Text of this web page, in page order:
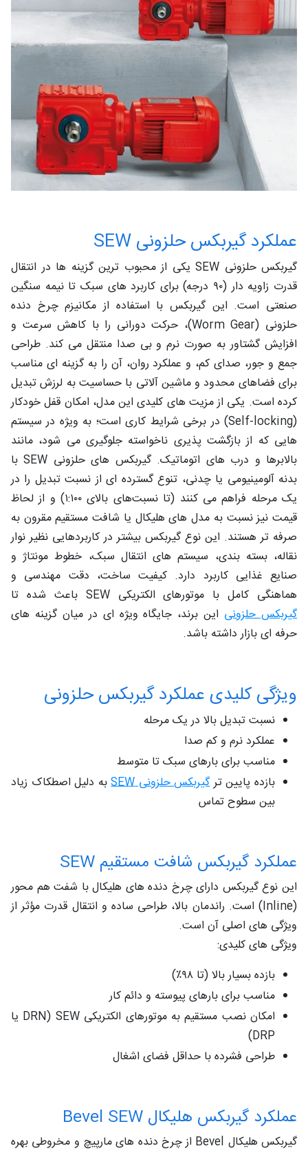
عملکرد گیربکس حلزونی SEW
گیربکس حلزونی SEW یکی از محبوب‌ ترین گزینه‌ ها در انتقال
قدرت زاویه‌ دار (۹۰ درجه) برای کاربرد های سبک تا نیمه‌ سنگین
صنعتی است. این گیربکس با استفاده از مکانیزم چرخ‌ دنده
حلزونی (Worm Gear)، حرکت دورانی را با کاهش سرعت و
افزایش گشتاور به‌ صورت نرم و بی‌ صدا منتقل می‌ کند. طراحی
جمع‌ و جور، صدای کم، و عملکرد روان، آن را به گزینه‌ ای مناسب
برای فضاهای محدود و ماشین‌ آلاتی با حساسیت به لرزش تبدیل
کرده است. یکی از مزیت‌ های کلیدی این مدل، امکان قفل خودکار
(Self-locking) در برخی شرایط کاری است؛ به‌ ویژه در سیستم‌
هایی که از بازگشت‌ پذیری ناخواسته جلوگیری می‌ شود، مانند
بالابرها و درب‌ های اتوماتیک. گیربکس‌ های حلزونی SEW با
بدنه آلومینیومی یا چدنی، تنوع گسترده‌ ای از نسبت تبدیل را در
یک مرحله فراهم می‌ کنند (تا نسبت‌های بالای ۱:۱۰۰) و از لحاظ
قیمت نیز نسبت به مدل‌ های هلیکال یا شافت مستقیم مقرون‌ به‌
صرفه‌ تر هستند. این نوع گیربکس بیشتر در کاربردهایی نظیر نوار
نقاله، بسته‌ بندی، سیستم‌ های انتقال سبک، خطوط مونتاژ و
صنایع غذایی کاربرد دارد. کیفیت ساخت، دقت مهندسی و
هماهنگی کامل با موتورهای الکتریکی SEW باعث شده تا
گیربکس حلزونی این برند، جایگاه ویژه‌ ای در میان گزینه‌ های
حرفه‌ ای بازار داشته باشد.
ویژگی‌ کلیدی عملکرد گیربکس حلزونی
نسبت تبدیل بالا در یک مرحله
عملکرد نرم و کم‌ صدا
مناسب برای بارهای سبک تا متوسط
بازده پایین‌ ترگیربکس حلزونی SEW
به دلیل اصطکاک زیاد
بین سطوح تماس
عملکرد گیربکس شافت مستقیم SEW
این نوع گیربکس دارای چرخ‌ دنده‌ های هلیکال با شفت هم‌ محور
(Inline) است. راندمان بالا، طراحی ساده و انتقال قدرت مؤثر از
ویژگی‌ های اصلی آن است.
ویژگی‌ های کلیدی:
بازده بسیار بالا (تا ۹۸٪)
مناسب برای بارهای پیوسته و دائم‌ کار
امکان نصب مستقیم به موتورهای الکتریکی SEW (DRN یا
DRP)
طراحی فشرده با حداقل فضای اشغال
عملکرد گیربکس هلیکال Bevel SEW
گیربکس هلیکال Bevel از چرخ‌ دنده‌ های مارپیچ و مخروطی بهره